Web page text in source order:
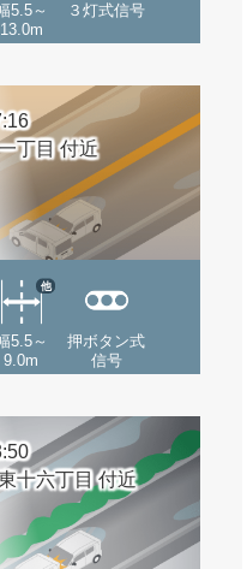
5.5～
13.0m
３灯式信号
丁目 付近
5.5～
9.0m
他
押ボタン式
信号
十六丁目 付近